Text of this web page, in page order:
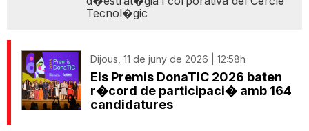
Tecnol�gic
Dijous, 11 de juny de 2026 | 12:58h
Els Premis DonaTIC 2026 baten
r�cord de participaci� amb 164
candidatures